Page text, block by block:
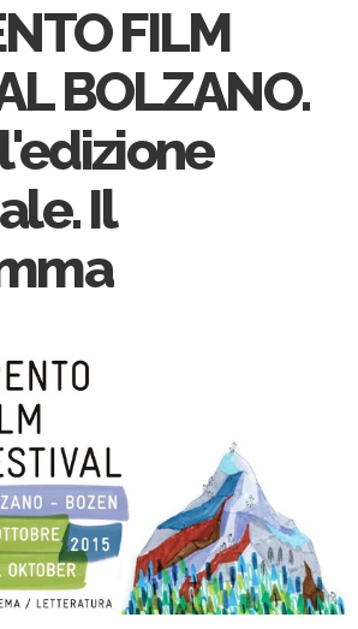
FILM
BOLZANO.
Il